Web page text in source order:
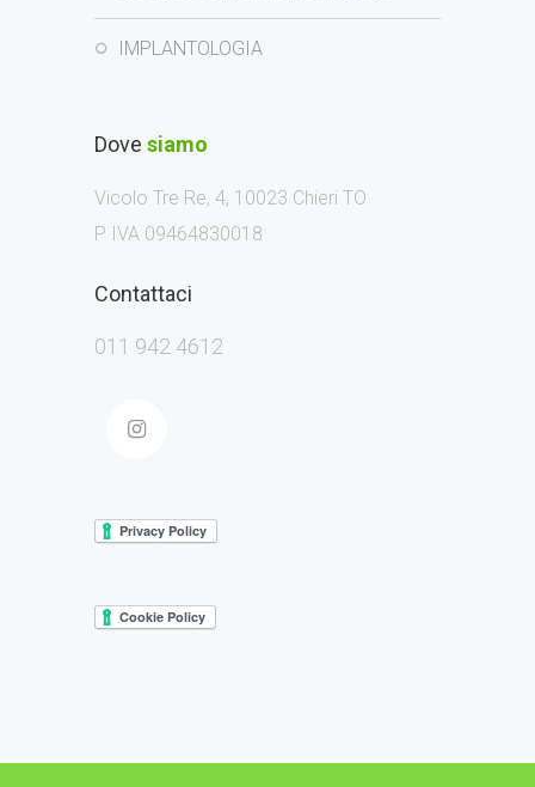
IMPLANTOLOGIA
Dove siamo
Vicolo Tre Re, 4, 10023 Chieri TO
P IVA 09464830018
Contattaci
011 942 4612